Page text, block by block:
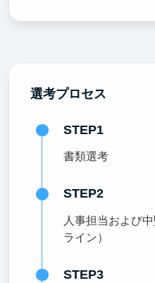
選考プロセス
STEP1
書類選考
STEP2
人事担当および
ライン）
STEP3